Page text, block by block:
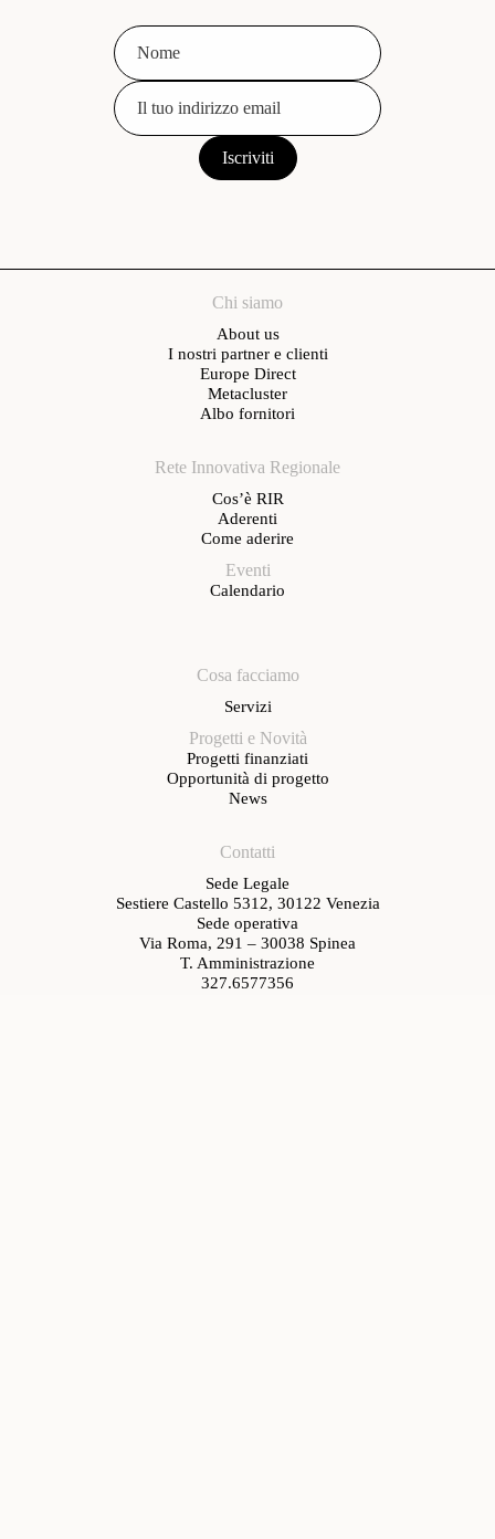
Chi siamo
About us
I nostri partner e clienti
Europe Direct
Metacluster
Albo fornitori
Rete Innovativa Regionale
Cos’è RIR
Aderenti
Come aderire
Eventi
Calendario
Cosa facciamo
Servizi
Progetti e Novità
Progetti finanziati
Opportunità di progetto
News
Contatti
Sede Legale
Sestiere Castello 5312, 30122 Venezia
Sede operativa
Via Roma, 291 – 30038 Spinea
T. Amministrazione
327.6577356